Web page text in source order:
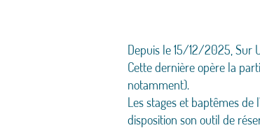
Depuis le 15/12/2025, Sur
Cette dernière opère la
notamment).
Les stages et baptêmes de
disposition son outil de